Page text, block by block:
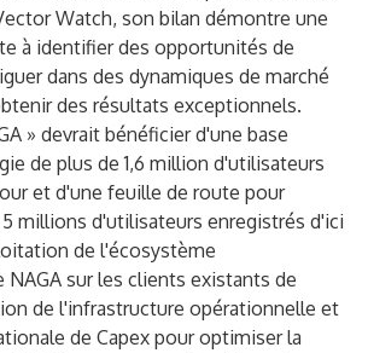
Watch, son bilan démontre une
à identifier des opportunités de
dans des dynamiques de marché
des résultats exceptionnels.
» devrait bénéficier d'une base
de plus de 1,6 million d'utilisateurs
et d'une feuille de route pour
millions d'utilisateurs enregistrés d'ici
de l'écosystème
sur les clients existants de
de l'infrastructure opérationnelle et
de Capex pour optimiser la